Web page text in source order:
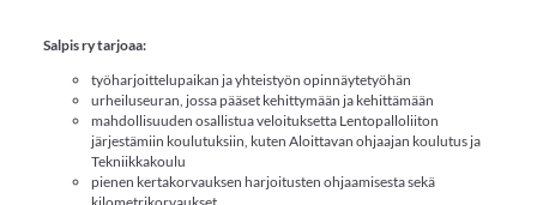
Salpis ry tarjoaa:
työharjoittelupaikan ja yhteistyön opinnäytetyöhän
urheiluseuran, jossa pääset kehittymään ja kehittämään
mahdollisuuden osallistua veloituksetta Lentopalloliiton
järjestämiin koulutuksiin, kuten Aloittavan ohjaajan koulutus ja
Tekniikkakoulu
pienen kertakorvauksen harjoitusten ohjaamisesta sekä